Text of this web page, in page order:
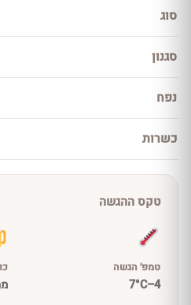
סוג
סגנון
נפח
כשרות
טקס ההגשה
טמפ׳ הגשה
4–7°C